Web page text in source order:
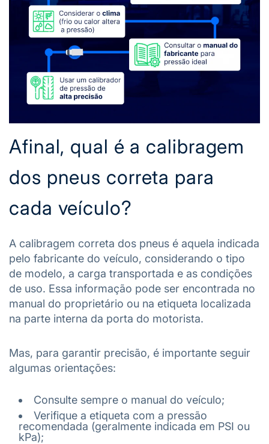
Afinal, qual é a calibragem
dos pneus correta para
cada veículo?
A calibragem correta dos pneus é aquela indicada
pelo fabricante do veículo, considerando o tipo
de modelo, a carga transportada e as condições
de uso. Essa informação pode ser encontrada no
manual do proprietário ou na etiqueta localizada
na parte interna da porta do motorista.
Mas, para garantir precisão, é importante seguir
algumas orientações:
Consulte sempre o manual do veículo;
Verifique a etiqueta com a pressão
recomendada (geralmente indicada em PSI ou
kPa);